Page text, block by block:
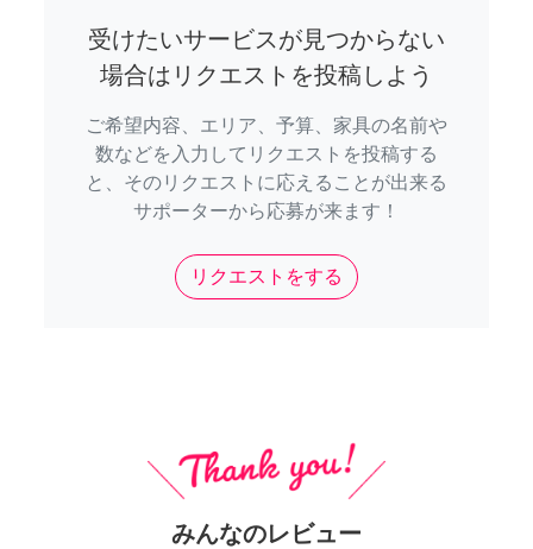
受けたいサービスが見つからない
場合はリクエストを投稿しよう
ご希望内容、エリア、予算、家具の名前や
数などを入力してリクエストを投稿する
と、そのリクエストに応えることが出来る
サポーターから応募が来ます！
リクエストをする
みんなのレビュー